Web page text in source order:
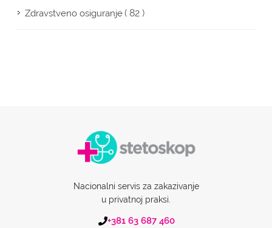
Zdravstveno osiguranje( 82 )
Nacionalni servis za zakazivanje
u privatnoj praksi.
+381 63 687 460